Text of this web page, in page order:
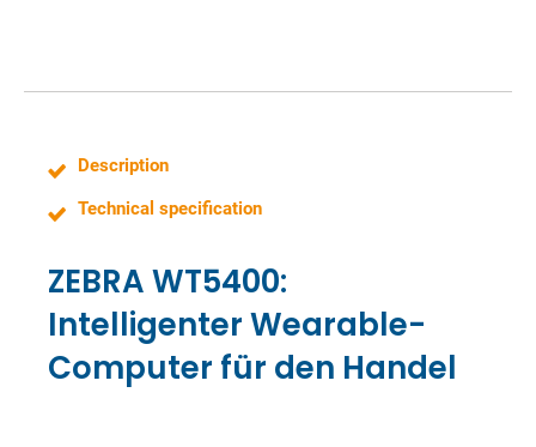
l
s
s
Description
Technical specification
ZEBRA WT5400:
Intelligenter Wearable-
Computer für den Handel